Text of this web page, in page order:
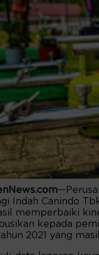
Indah Canindo
memperbaiki
kepada
2021 yang